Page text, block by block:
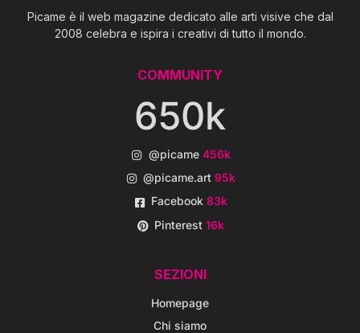
Picame è il web magazine dedicato alle arti visive che dal
2008 celebra e ispira i creativi di tutto il mondo.
COMMUNITY
650k
@picame 456k
@picame.art95k
Facebook83k
Pinterest16k
SEZIONI
Homepage
Chi siamo